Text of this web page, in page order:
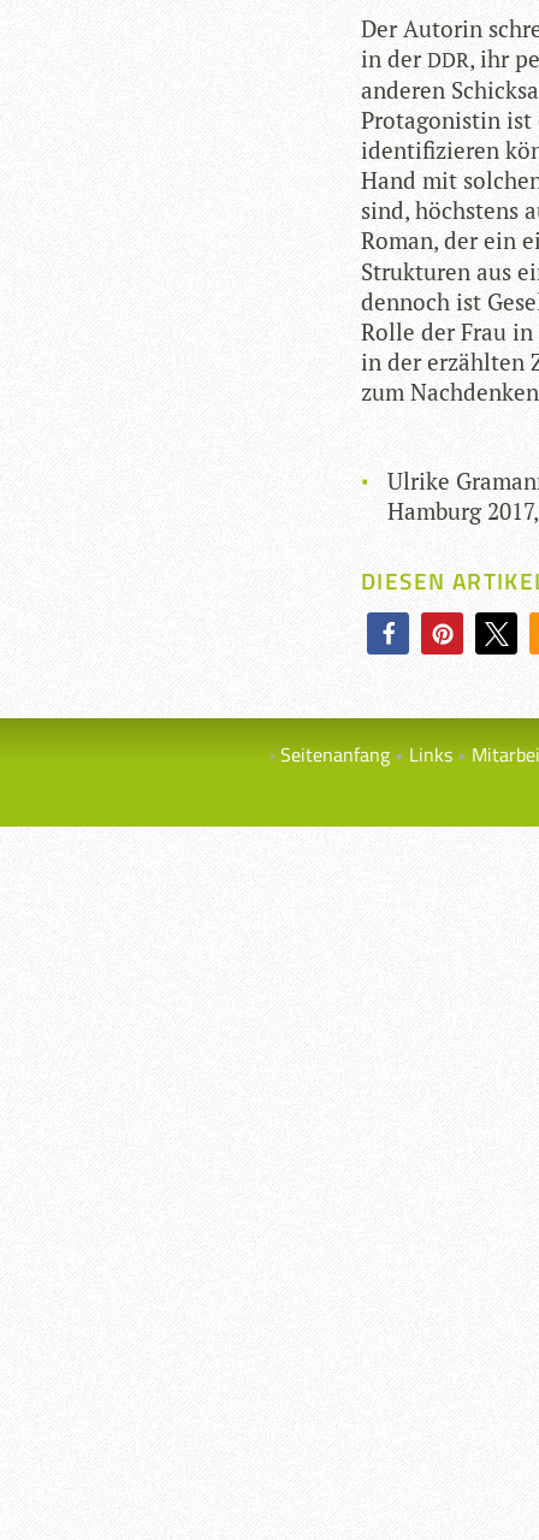
Der Autorin
in derDDR, ihr
ande­ren
Prot­ago­nis­tin ist
iden­ti­fi­zie­ren
Hand mit
sind, höchs­tens
Roman, der ein
Struk­tu­ren aus
den­noch ist
Rolle der Frau
in der erzähl­ten
zum
Ulrike
Ham­burg
DIESEN
Seitenanfang Links